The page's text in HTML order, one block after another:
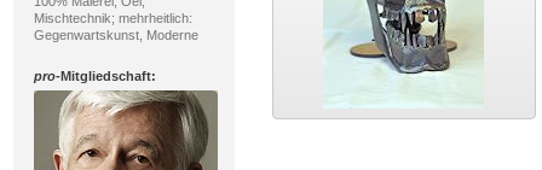
Mischtechnik; mehrheitlich:
Gegenwartskunst, Moderne
pro-Mitgliedschaft: